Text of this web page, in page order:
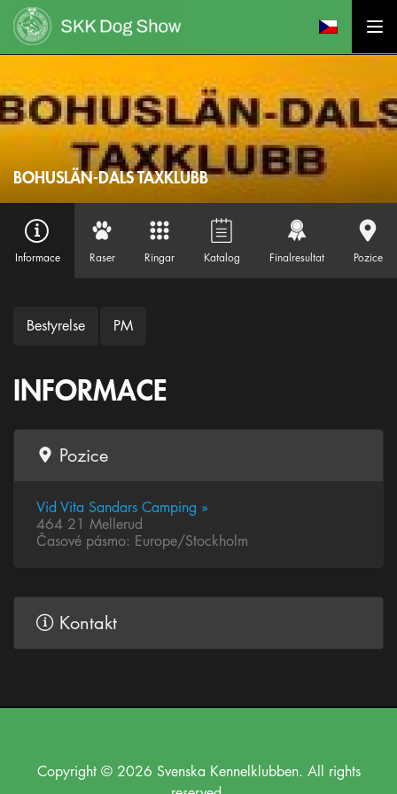
BOHUSLÄN-DALS TAXKLUBB
Informace Raser Ringar Katalog Finalresultat Pozice
Bestyrelse PM
INFORMACE
Pozice
Vid Vita Sandars Camping »
464 21 Mellerud
Časové pásmo: Europe/Stockholm
Kontakt
Copyright © 2026 Svenska Kennelklubben. All rights